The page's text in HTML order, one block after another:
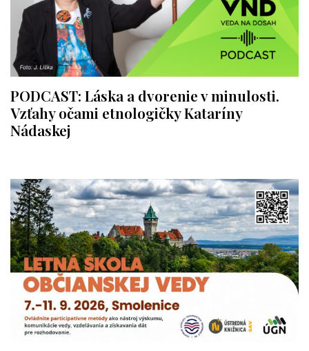
PODCAST: Láska a dvorenie v minulosti.
Vzťahy očami etnologičky Kataríny
Nádaskej